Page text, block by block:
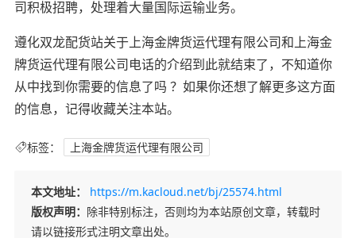
司积极招聘，处理着大量国际运输业务。
遵化双龙配货站关于上海金牌货运代理有限公司和上海金
牌货运代理有限公司电话的介绍到此就结束了，不知道你
从中找到你需要的信息了吗 ？如果你还想了解更多这方面
的信息，记得收藏关注本站。
标签： 上海金牌货运代理有限公司
本文地址：
https://m.kacloud.net/bj/25574.html
版权声明： 除非特别标注，否则均为本站原创文章，转载时
请以链接形式注明文章出处。